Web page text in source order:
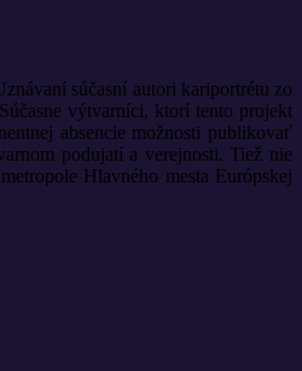
súčasní autori kariportrétu zo
výtvarníci, ktorí tento projekt
absencie možnosti publikovať
podujatí a verejnosti. Tiež nie
Hlavného mesta Európskej